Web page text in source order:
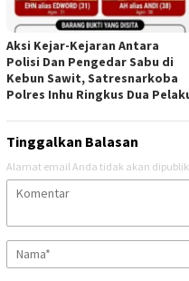
Aksi Kejar-Kejaran Antara
Polisi Dan Pengedar Sabu di
Kebun Sawit, Satresnarkoba
Polres Inhu Ringkus Dua
Tinggalkan Balasan
Alamat email Anda tidak akan